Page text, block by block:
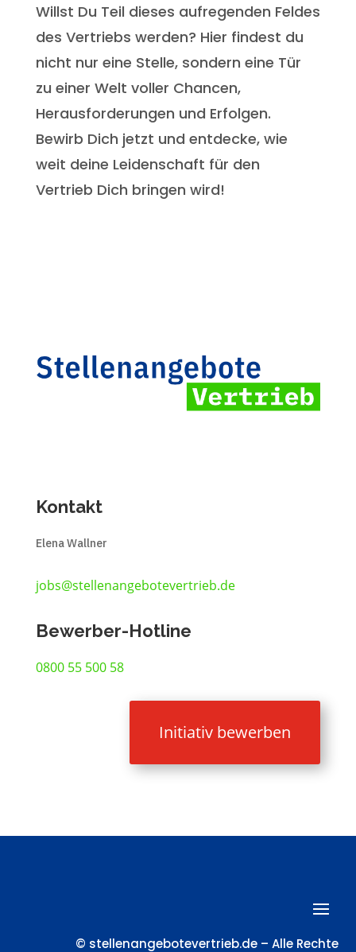
Willst Du Teil dieses aufregenden Feldes
des Vertriebs werden? Hier findest du
nicht nur eine Stelle, sondern eine Tür
zu einer Welt voller Chancen,
Herausforderungen und Erfolgen.
Bewirb Dich jetzt und entdecke, wie
weit deine Leidenschaft für den
Vertrieb Dich bringen wird!
Kontakt
Elena Wallner
jobs@stellenangebotevertrieb.de
Bewerber-Hotline
0800 55 500 58
Initiativ bewerben
© stellenangebotevertrieb.de – Alle Rechte